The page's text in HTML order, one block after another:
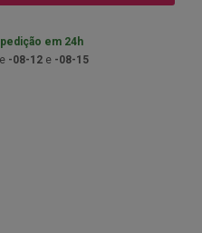
em 24h
-08-12e -08-15